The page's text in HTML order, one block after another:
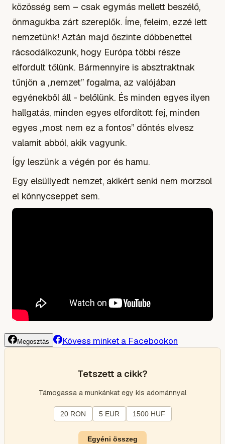
közösség sem – csak egymás mellett beszélő,
önmagukba zárt szereplők. Íme, feleim, ezzé lett
nemzetünk! Aztán majd őszinte döbbenettel
rácsodálkozunk, hogy Európa többi része
elfordult tőlünk. Bármennyire is absztraktnak
tűnjön a „nemzet” fogalma, az valójában
egyénekből áll - belőlünk. És minden egyes ilyen
hallgatás, minden egyes elfordított fej, minden
egyes „most nem ez a fontos” döntés elvesz
valamit abból, akik vagyunk.
Így leszünk a végén por és hamu.
Egy elsüllyedt nemzet, akikért senki nem morzsol
el könnycseppet sem.
Megosztás Kövess minket a Facebookon
Tetszett a cikk?
Támogassa a munkánkat egy kis adománnyal
20 RON 5 EUR 1500 HUF
Egyéni összeg